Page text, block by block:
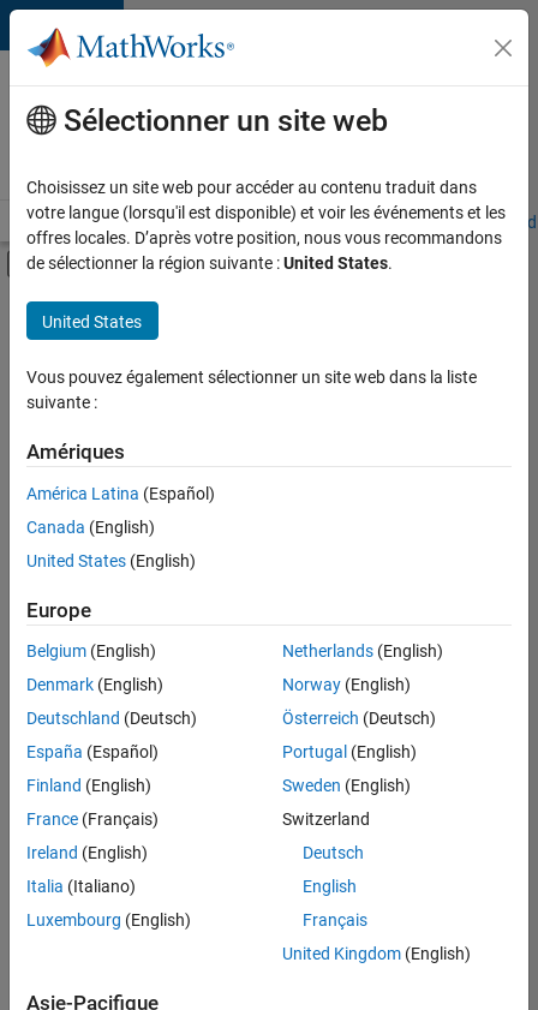
Passer au contenu
Votre
carrière
chez
Accueil Explorer nos opportunités Adresses de nos bureaux
Activer/désactiver l'affichage du menu
Contenu principal
FILTRER PAR
Développement de produits
Gestion des programmes
Actuellement,
aucune
offre
d'emploi
correspondant
à vos
critères
de
recherche.
Vous
pouvez
élargir
votre
recherche
ou
afficher
l’ensemble
d'emploi.
Sélectionner un site web
Choisissez un site web pour accéder au contenu traduit dans
votre langue (lorsqu'il est disponible) et voir les événements et les
offres locales. D’après votre position, nous vous recommandons
de sélectionner la région suivante :United States.
United States
Vous pouvez également sélectionner un site web dans la liste
suivante :
Amériques
América Latina (Español)
Canada (English)
United States (English)
Europe
Belgium (English)
Denmark (English)
Deutschland (Deutsch)
España (Español)
Finland (English)
France (Français)
Ireland (English)
Italia (Italiano)
Luxembourg (English)
Netherlands(English)
Norway(English)
Österreich (Deutsch)
Portugal (English)
Sweden (English)
Switzerland
Deutsch
English
Français
United Kingdom(English)
Asie-Pacifique